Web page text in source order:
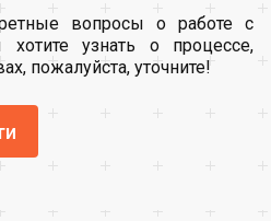
вопросы о работе с
узнать о процессе,
пожалуйста, уточните!